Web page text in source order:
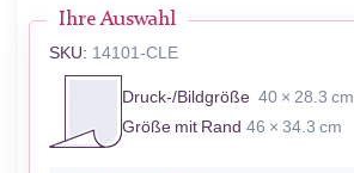
Ihre Auswahl
SKU: 14101-CLE
Druck-/Bildgröße 40 × 28.3 cm
Größe mit Rand 46 × 34.3 cm